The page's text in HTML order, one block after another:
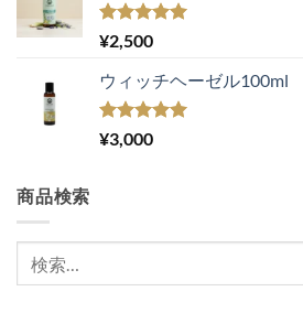
5段階中
5.00
¥2,500
ウィッチヘーゼル100ml
5段階中
5.00
¥3,000
商品検索